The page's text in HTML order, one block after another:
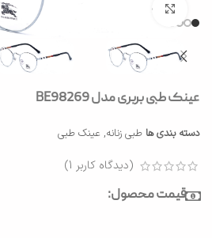
بزرگنمایی تصویر
عینک طبی بربری مدل BE98269
دسته بندی ها طبی زنانه, عینک طبی
(دیدگاه کاربر 1
)
قیمت محصول: